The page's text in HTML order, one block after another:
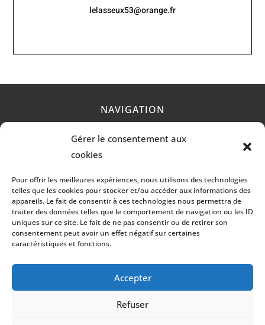
Gérer le consentement aux
cookies
Pour offrir les meilleures expériences, nous utilisons des technologies
telles que les cookies pour stocker et/ou accéder aux informations des
appareils. Le fait de consentir à ces technologies nous permettra de
traiter des données telles que le comportement de navigation ou les ID
uniques sur ce site. Le fait de ne pas consentir ou de retirer son
consentement peut avoir un effet négatif sur certaines
caractéristiques et fonctions.
Accepter
Refuser
lelasseux53@orange.fr
NAVIGATION
Prestations Contact Mentions légales
RÉALISATION